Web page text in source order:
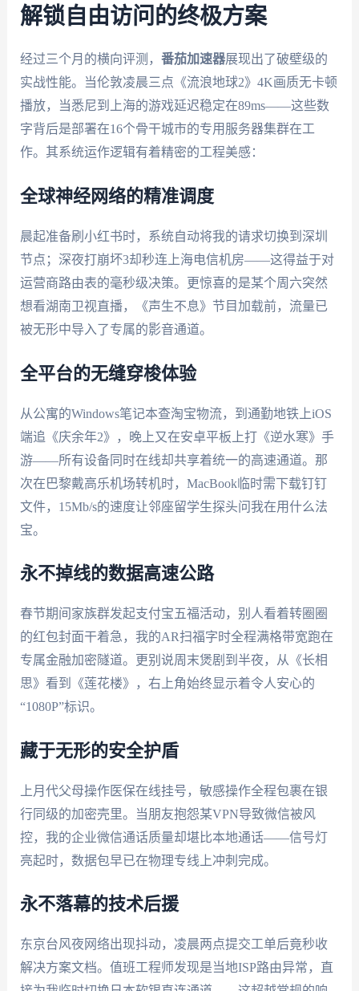
解锁自由访问的终极方案
经过三个月的横向评测， 番茄加速器展现出了破壁级的
实战性能。当伦敦凌晨三点《流浪地球2》4K画质无卡顿
播放，当悉尼到上海的游戏延迟稳定在89ms——这些数
字背后是部署在16个骨干城市的专用服务器集群在工
作。其系统运作逻辑有着精密的工程美感：
全球神经网络的精准调度
晨起准备刷小红书时，系统自动将我的请求切换到深圳
节点；深夜打崩坏3却秒连上海电信机房——这得益于对
运营商路由表的毫秒级决策。更惊喜的是某个周六突然
想看湖南卫视直播，《声生不息》节目加载前，流量已
被无形中导入了专属的影音通道。
全平台的无缝穿梭体验
从公寓的Windows笔记本查淘宝物流，到通勤地铁上iOS
端追《庆余年2》，晚上又在安卓平板上打《逆水寒》手
游——所有设备同时在线却共享着统一的高速通道。那
次在巴黎戴高乐机场转机时，MacBook临时需下载钉钉
文件，15Mb/s的速度让邻座留学生探头问我在用什么法
宝。
永不掉线的数据高速公路
春节期间家族群发起支付宝五福活动，别人看着转圈圈
的红包封面干着急，我的AR扫福字时全程满格带宽跑在
专属金融加密隧道。更别说周末煲剧到半夜，从《长相
思》看到《莲花楼》，右上角始终显示着令人安心的
“1080P”标识。
藏于无形的安全护盾
上月代父母操作医保在线挂号，敏感操作全程包裹在银
行同级的加密壳里。当朋友抱怨某VPN导致微信被风
控，我的企业微信通话质量却堪比本地通话——信号灯
亮起时，数据包早已在物理专线上冲刺完成。
永不落幕的技术后援
东京台风夜网络出现抖动，凌晨两点提交工单后竟秒收
解决方案文档。值班工程师发现是当地ISP路由异常，直